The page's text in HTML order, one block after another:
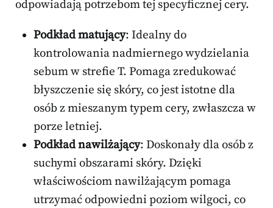
odpowiadają potrzebom tej specyficznej cery.
Podkład matujący: Idealny do
kontrolowania nadmiernego wydzielania
sebum w strefie T. Pomaga zredukować
błyszczenie się skóry, co jest istotne dla
osób z mieszanym typem cery, zwłaszcza w
porze letniej.
Podkład nawilżający: Doskonały dla osób z
suchymi obszarami skóry. Dzięki
właściwościom nawilżającym pomaga
utrzymać odpowiedni poziom wilgoci, co